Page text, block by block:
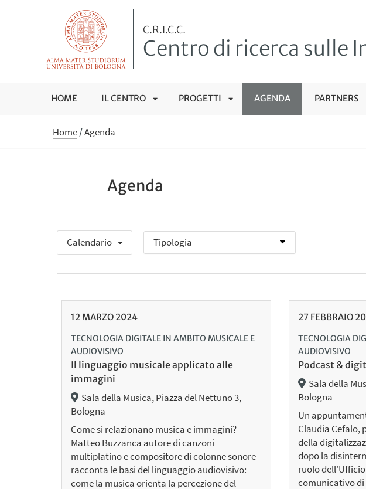
C.R.I.C.C.
Centro di ricerca sulle
HOME IL CENTRO PROGETTI AGENDA PARTNERS
Home/Agenda
Agenda
Calendario
12MARZO 2024
TECNOLOGIA DIGITALE IN AMBITO MUSICALE E
AUDIOVISIVO
Il linguaggio musicale applicato alle
immagini
Sala della Musica, Piazza del Nettuno 3,
Bologna
Come si relazionano musica e immagini?
Matteo Buzzanca autore di canzoni
multiplatino e compositore di colonne sonore
racconta le basi del linguaggio audiovisivo:
come la musica orienta la percezione del
27FEBBRAIO
TECNOLOGIA
AUDIOVISIVO
Podcast &
Sala della
Bologna
Un
Claudia Cefalo,
della
dopo la
ruolo
comunicativo